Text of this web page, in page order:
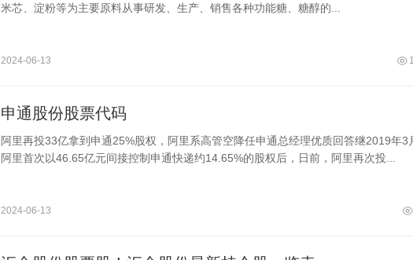
米芯、淀粉等为主要原料从事研发、生产、销售各种功能糖、糖醇的...
2024-06-13
申通股份股票代码
阿里再投33亿拿到申通25%股权，阿里系高管空降任申通总经理优质回答继2019年3
阿里首次以46.65亿元间接控制申通快递约14.65%的股权后，日前，阿里再次投...
2024-06-13